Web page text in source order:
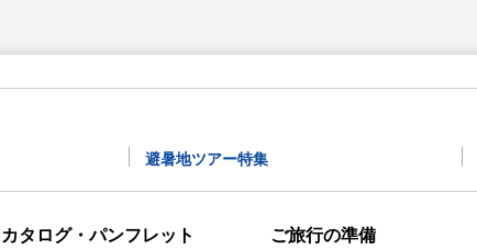
避暑地ツアー特集
カタログ・パンフレット ご旅行の準備